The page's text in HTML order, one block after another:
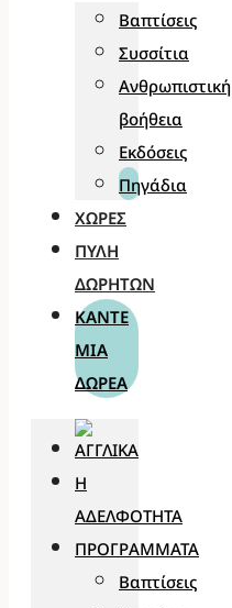
Βαπτίσεις
Συσσίτια
Ανθρωπιστική
βοήθεια
Εκδόσεις
Πηγάδια
ΧΏΡΕΣ
ΠΎΛΗ
ΔΩΡΗΤΏΝ
ΚΆΝΤΕ
ΜΊΑ
ΔΩΡΕΆ
Η
ΑΔΕΛΦΌΤΗΤΑ
ΠΡΟΓΡΆΜΜΑΤΑ
Βαπτίσεις